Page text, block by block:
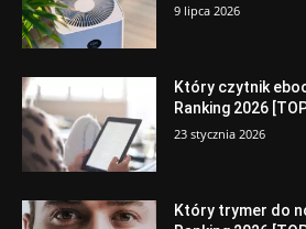
9 lipca 2026
Który czytnik
Ranking 2026
23 stycznia 2026
Który trymer do